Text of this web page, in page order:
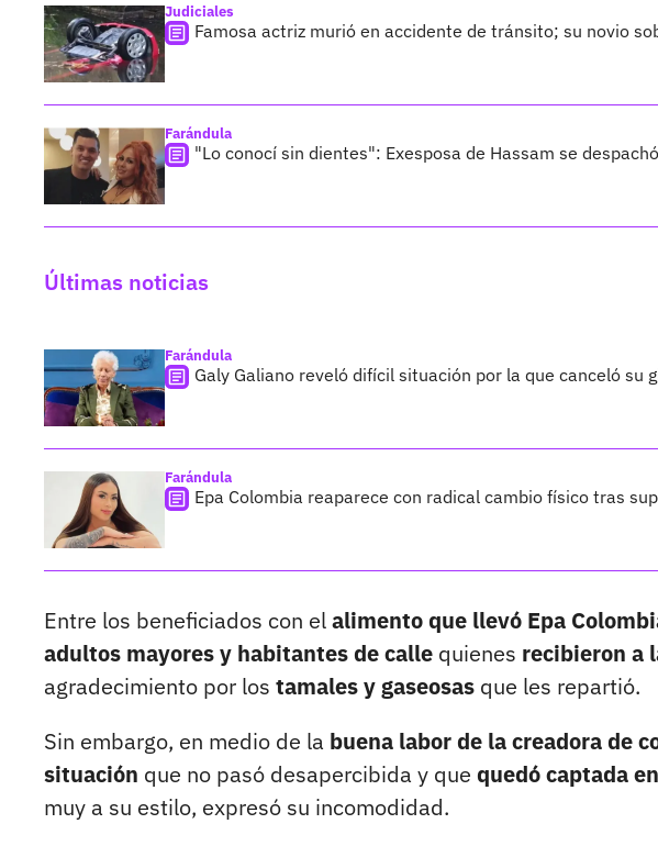
Judiciales
Famosa actriz murió en accidente de tránsito; su novio
Farándula
"Lo conocí sin dientes": Exesposa de Hassam se
Últimas noticias
Farándula
Galy Galiano reveló difícil situación por la que canceló su
Farándula
Epa Colombia reaparece con radical cambio físico tras
Entre los beneficiados con elalimento que llevó Epa
adultos mayores y habitantes de calle quienes recibieron a
agradecimiento por los tamales y gaseosas que les repartió.
Sin embargo, en medio de la buena labor de la creadora de
situación que no pasó desapercibida y que quedó captada
muy a su estilo, expresó su incomodidad.